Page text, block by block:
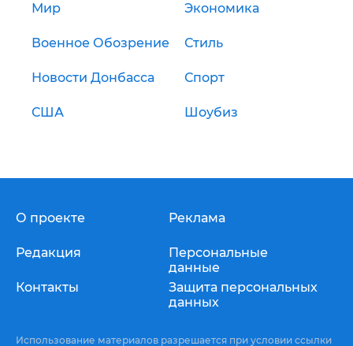
Мир Экономика
Военное Обозрение Стиль
Новости Донбасса Спорт
США Шоубиз
О проекте
Редакция
Контакты
Реклама
Персональные
данные
Защита персональных
данных
Использование материалов разрешается при условии ссылки